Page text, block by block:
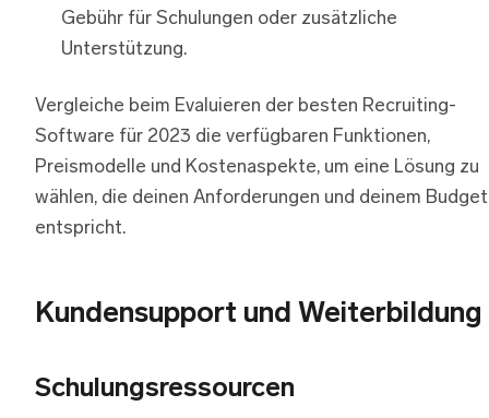
Gebühr für Schulungen oder zusätzliche
Unterstützung.
Vergleiche beim Evaluieren der besten Recruiting-
Software für 2023 die verfügbaren Funktionen,
Preismodelle und Kostenaspekte, um eine Lösung zu
wählen, die deinen Anforderungen und deinem Budget
entspricht.
Kundensupport und Weiterbildung
Schulungsressourcen